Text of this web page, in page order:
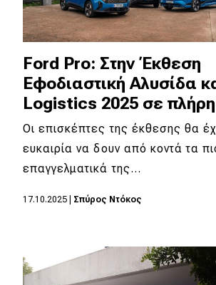
Ford Pro: Στην Έκθεση
Εφοδιαστική Αλυσίδα
Logistics 2025 σε
Οι επισκέπτες της έκθεσης θα
ευκαιρία να δουν από κοντά τα
επαγγελματικά της…
17.10.2025 Σπύρος Ντόκος